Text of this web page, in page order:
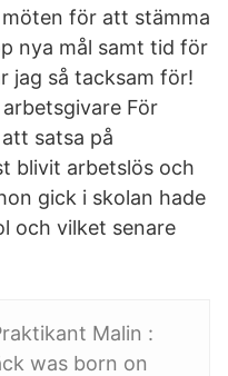
för att stämma
nya mål samt tid för
jag så tacksam för!
För
satsa på
blivit arbetslös och
gick i skolan hade
och vilket senare
Malin :
was born on